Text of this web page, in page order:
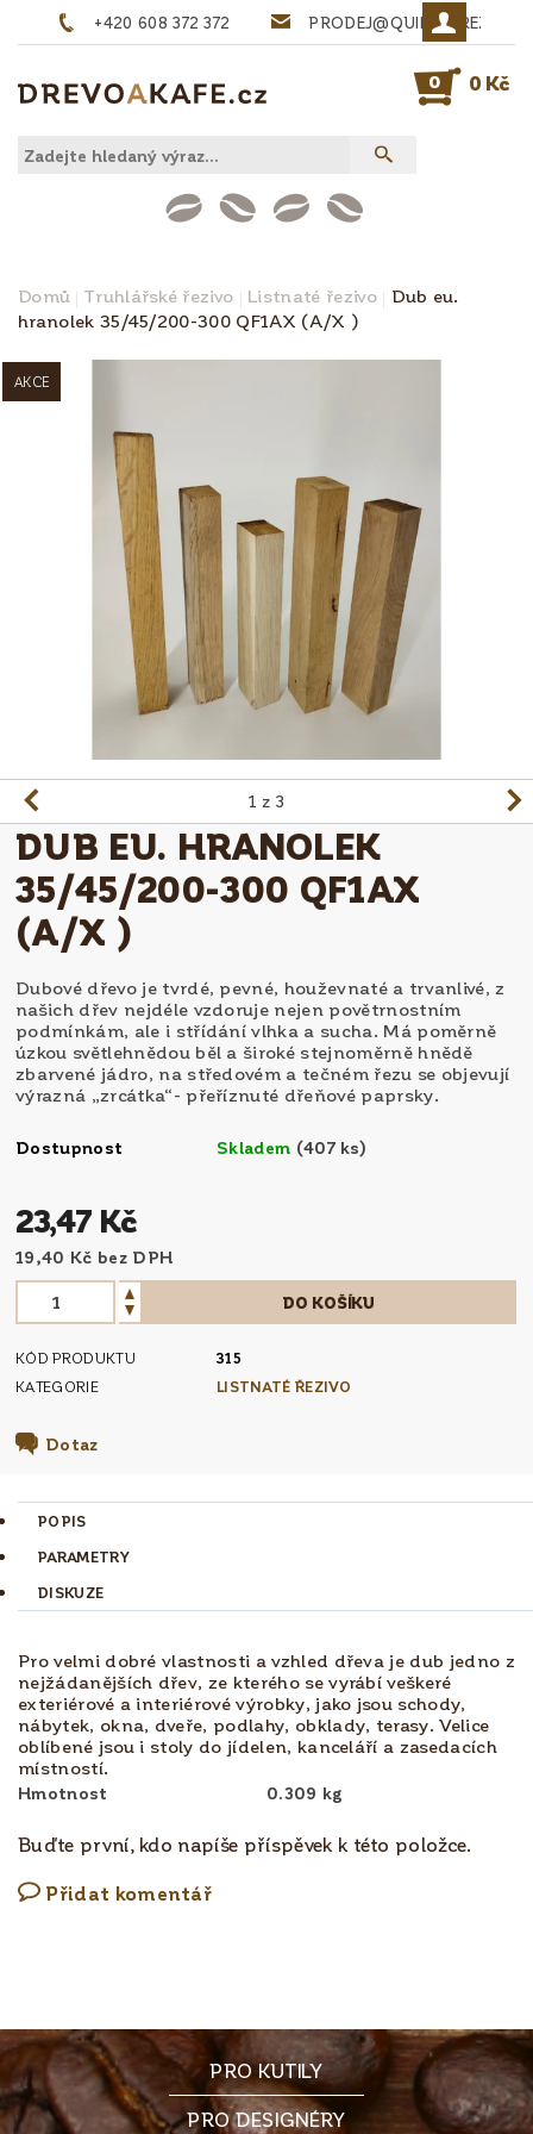
+420 608 372 372 PRODEJ@QUINTA-
0 0 Kč
Domů Truhlářské řezivo Listnaté řezivo
Dub eu.
hranolek 35/45/200-300 QF1AX (A/X )
AKCE
1 z 3
DUB EU. HRANOLEK
35/45/200-300 QF1AX
(A/X )
Dubové dřevo je tvrdé, pevné, houževnaté a trvanlivé, z
našich dřev nejdéle vzdoruje nejen povětrnostním
podmínkám, ale i střídání vlhka a sucha. Má poměrně
úzkou světlehnědou běl a široké stejnoměrně hnědě
zbarvené jádro, na středovém a tečném řezu se objevují
výrazná „zrcátka“- přeříznuté dřeňové paprsky.
Dostupnost Skladem (407 ks)
23,47 Kč
19,40 Kč bez DPH
KÓD PRODUKTU
315
KATEGORIE
LISTNATÉ ŘEZIVO
Dotaz
POPIS
PARAMETRY
DISKUZE
Pro velmi dobré vlastnosti a vzhled dřeva je dub jedno z
nejžádanějších dřev, ze kterého se vyrábí veškeré
exteriérové a interiérové výrobky, jako jsou schody,
nábytek, okna, dveře, podlahy, obklady, terasy. Velice
oblíbené jsou i stoly do jídelen, kanceláří a zasedacích
místností.
Hmotnost 0.309 kg
Buďte první, kdo napíše příspěvek k této položce.
Přidat komentář
PRO KUTILY
PRO DESIGNÉRY